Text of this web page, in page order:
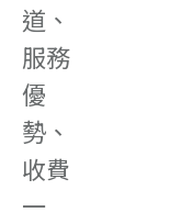
道、
服務
優
勢、
收費
一